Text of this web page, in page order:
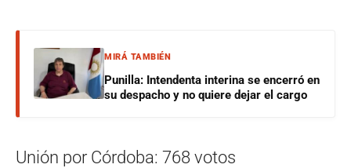
MIRÁ TAMBIÉN
Punilla: Intendenta interina se encerró en
su despacho y no quiere dejar el cargo
Unión por Córdoba: 768 votos